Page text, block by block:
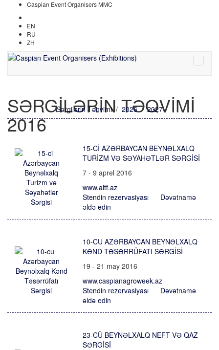
Caspian Event Organisers MMC
EN
RU
ZH
SƏRGİLƏRİN TƏQVİMİ
2016
Sərgilərin Təqvimi/ 2026/2027
15-CI AZƏRBAYCAN BEYNƏLXALQ
TURIZM VƏ SƏYAHƏTLƏR SƏRGISI
7 - 9 aprel 2016
www.aitf.az
Stendin rezervasiyası
Dəvətnamə
əldə edin
10-CU AZƏRBAYCAN BEYNƏLXALQ
KƏND TƏSƏRRÜFATI SƏRGISI
19 - 21 may 2016
www.caspianagroweek.az
Stendin rezervasiyası
Dəvətnamə
əldə edin
23-CÜ BEYNƏLXALQ NEFT VƏ QAZ
SƏRGISI